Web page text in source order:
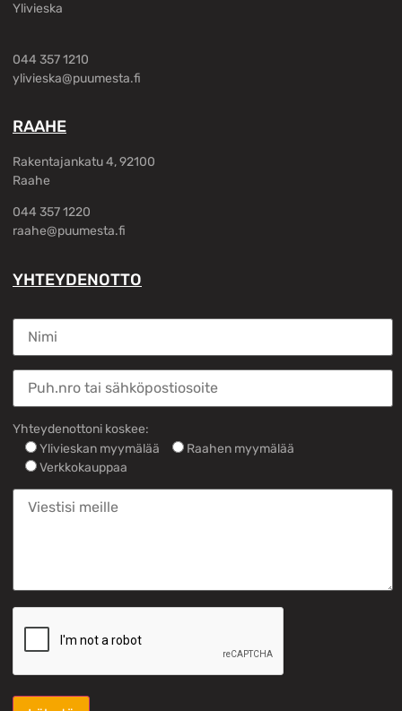
Ylivieska
044 357 1210
ylivieska@puumesta.fi
RAAHE
Rakentajankatu 4, 92100
Raahe
044 357 1220
raahe@puumesta.fi
YHTEYDENOTTO
Yhteydenottoni koskee:
Ylivieskan myymälää
Raahen myymälää
Verkkokauppaa